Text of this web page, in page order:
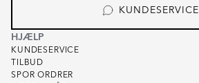
KUNDESERVICE
HJÆLP
KUNDESERVICE
TILBUD
SPOR ORDRER